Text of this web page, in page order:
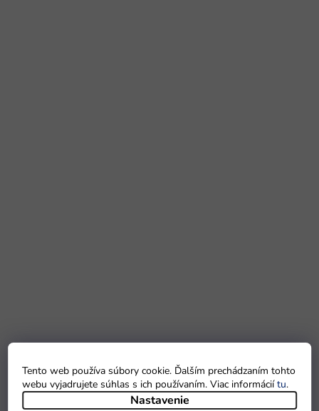
Tento web používa súbory cookie. Ďalším prechádzaním tohto
webu vyjadrujete súhlas s ich používaním. Viac informáciítu.
Nastavenie